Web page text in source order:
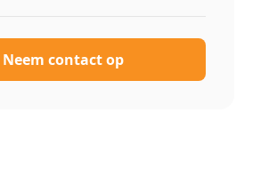
Neem contact op